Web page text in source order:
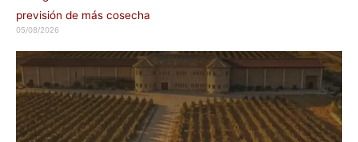
previsión de más cosecha
05/08/2026